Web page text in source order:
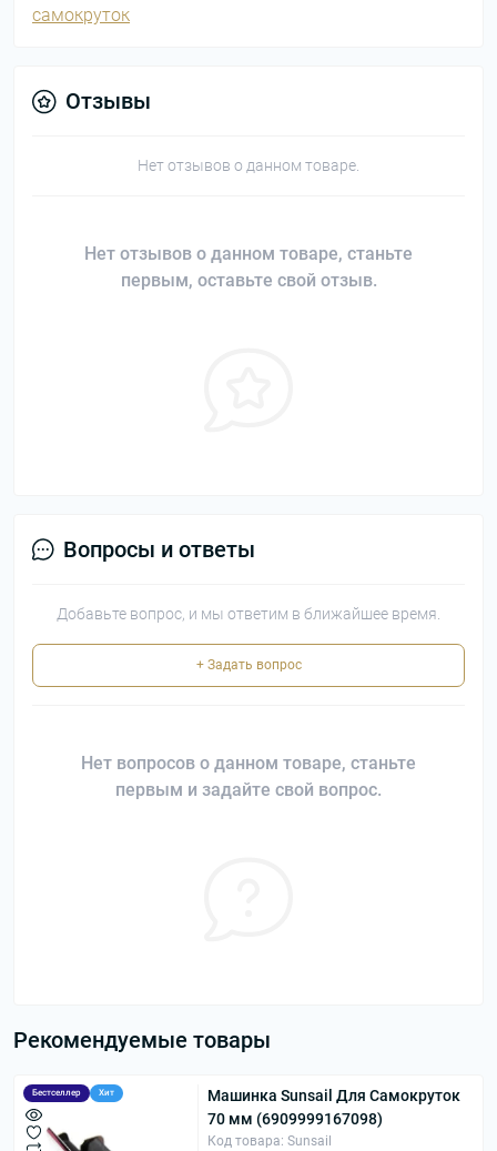
самокруток
Отзывы
Нет отзывов о данном товаре.
Нет отзывов о данном товаре, станьте
первым, оставьте свой отзыв.
Вопросы и ответы
Добавьте вопрос, и мы ответим в ближайшее время.
+ Задать вопрос
Нет вопросов о данном товаре, станьте
первым и задайте свой вопрос.
Рекомендуемые товары
Бестселлер Хит
Машинка Sunsail Для Самокруток
70 мм (6909999167098)
Код товара: Sunsail